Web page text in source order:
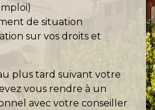
de situation
sur vos droits et
plus tard suivant votre
vous rendre à un
avec votre conseiller